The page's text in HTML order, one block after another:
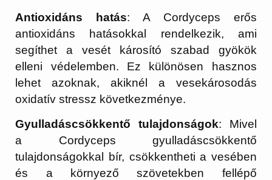
Antioxidáns hatás: A Cordyceps erős
antioxidáns hatásokkal rendelkezik, ami
segíthet a vesét károsító szabad gyökök
elleni védelemben. Ez különösen hasznos
lehet azoknak, akiknél a vesekárosodás
oxidatív stressz következménye.
Gyulladáscsökkentő tulajdonságok: Mivel
a Cordyceps gyulladáscsökkentő
tulajdonságokkal bír, csökkentheti a vesében
és a környező szövetekben fellépő